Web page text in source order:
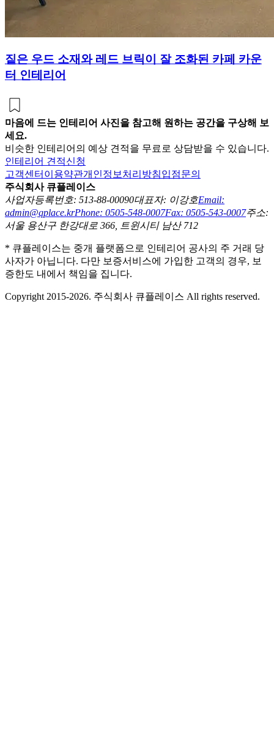
짙은 우드 소재와 레드 브릭이 잘 조화된 카페 카운
터 인테리어
마음에 드는 인테리어 사진을 참고해 원하는 공간을 구상해 보
세요.
비슷한 인테리어의 예상 견적을 무료로 상담받을 수 있습니다.
인테리어 견적신청
고객센터 이용약관개인정보처리방침입점문의
주식회사 큐플레이스
사업자등록번호: 513-88-00090대표자: 이강호Email:
admin@qplace.krPhone: 0505-548-0007Fax: 0505-543-0007주소:
서울 용산구 한강대로 366, 트윈시티 남산 712
* 큐플레이스는 중개 플랫폼으로 인테리어 공사의 주 거래 당
사자가 아닙니다. 다만 보증서비스에 가입한 고객의 경우, 보
증한도 내에서 책임을 집니다.
Copyright 2015-2026. 주식회사 큐플레이스 All rights reserved.